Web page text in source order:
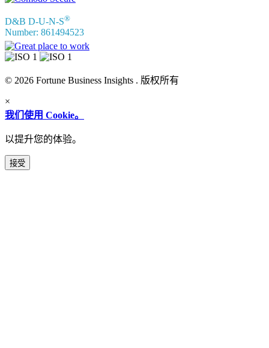
D&B D-U-N-S®
Number: 861494523
© 2026 Fortune Business Insights . 版权所有
×
我们使用 Cookie。
以提升您的体验。
接受